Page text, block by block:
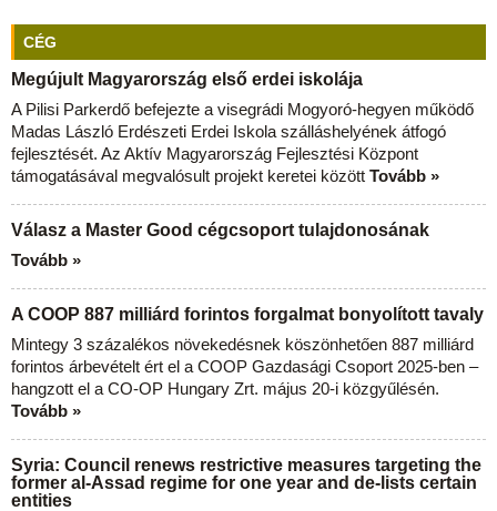
CÉG
Megújult Magyarország első erdei iskolája
A Pilisi Parkerdő befejezte a visegrádi Mogyoró-hegyen működő
Madas László Erdészeti Erdei Iskola szálláshelyének átfogó
fejlesztését. Az Aktív Magyarország Fejlesztési Központ
támogatásával megvalósult projekt keretei között Tovább »
Válasz a Master Good cégcsoport tulajdonosának
Tovább »
A COOP 887 milliárd forintos forgalmat bonyolított tavaly
Mintegy 3 százalékos növekedésnek köszönhetően 887 milliárd
forintos árbevételt ért el a COOP Gazdasági Csoport 2025-ben –
hangzott el a CO-OP Hungary Zrt. május 20-i közgyűlésén.
Tovább »
Syria: Council renews restrictive measures targeting the
former al-Assad regime for one year and de-lists certain
entities